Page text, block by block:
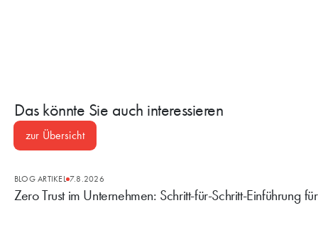
Das könnte Sie auch interessieren
zur Übersicht
BLOG ARTIKEL 7.8.2026
Zero Trust im Unternehmen: Schritt-für-Schritt-Einführung